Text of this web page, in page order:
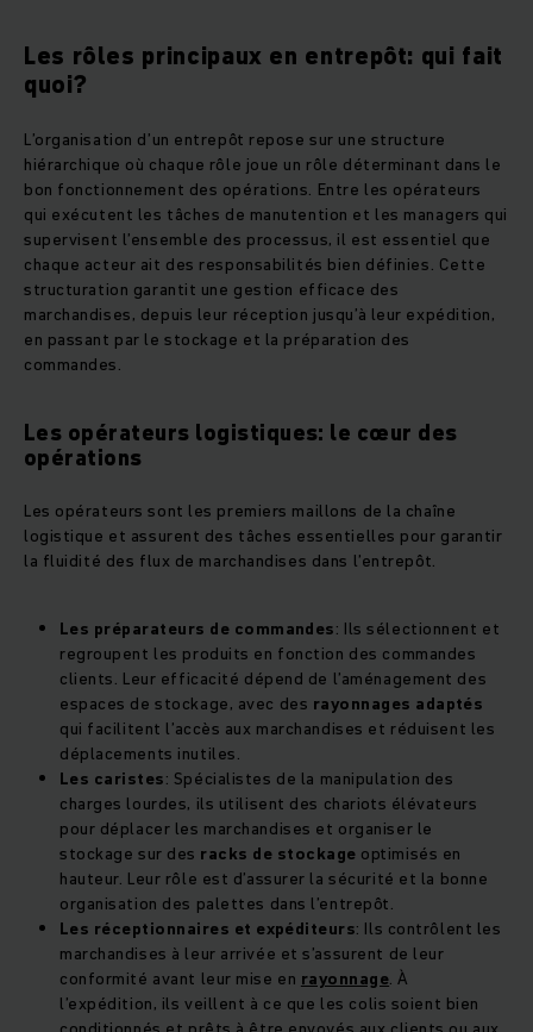
Les rôles principaux en entrepôt: qui fait
quoi?
L’organisation d’un entrepôt repose sur une structure
hiérarchique où chaque rôle joue un rôle déterminant dans le
bon fonctionnement des opérations. Entre les opérateurs
qui exécutent les tâches de manutention et les managers qui
supervisent l’ensemble des processus, il est essentiel que
chaque acteur ait des responsabilités bien définies. Cette
structuration garantit une gestion efficace des
marchandises, depuis leur réception jusqu’à leur expédition,
en passant par le stockage et la préparation des
commandes.
Les opérateurs logistiques: le cœur des
opérations
Les opérateurs sont les premiers maillons de la chaîne
logistique et assurent des tâches essentielles pour garantir
la fluidité des flux de marchandises dans l’entrepôt.
Les préparateurs de commandes: Ils sélectionnent et
regroupent les produits en fonction des commandes
clients. Leur efficacité dépend de l’aménagement des
espaces de stockage, avec des rayonnages adaptés
qui facilitent l’accès aux marchandises et réduisent les
déplacements inutiles.
Les caristes: Spécialistes de la manipulation des
charges lourdes, ils utilisent des chariots élévateurs
pour déplacer les marchandises et organiser le
stockage sur des racks de stockage optimisés en
hauteur. Leur rôle est d’assurer la sécurité et la bonne
organisation des palettes dans l’entrepôt.
Les réceptionnaires et expéditeurs: Ils contrôlent les
marchandises à leur arrivée et s’assurent de leur
conformité avant leur mise en rayonnage. À
l’expédition, ils veillent à ce que les colis soient bien